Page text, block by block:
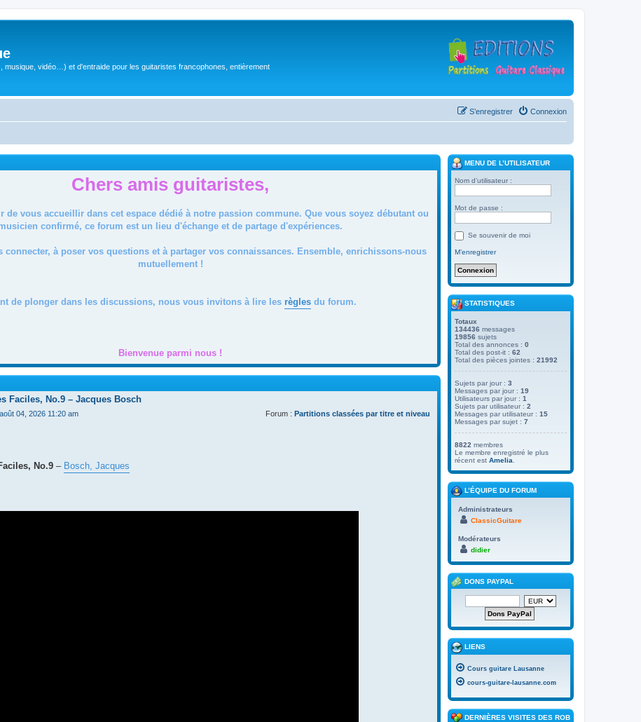
musique, vidéo…) et d'entraide pour les guitaristes francophones, entièrement
Connexion
S’enregistrer
Chers amis guitaristes,
de vous accueillir dans cet espace dédié à notre passion commune. Que vous soyez débutant ou
confirmé, ce forum est un lieu d'échange et de partage d'expériences.
connecter, à poser vos questions et à partager vos connaissances. Ensemble, enrichissons-nous
mutuellement !
de plonger dans les discussions, nous vous invitons à lire les règles du forum.
Bienvenue parmi nous !
Faciles, No.9 – Jacques Bosch
04, 2026 11:20 am Forum : Partitions classées par titre et niveau
No.9 – Bosch, Jacques
MENU DE L’UTILISATEUR
Nom d’utilisateur :
Mot de passe :
Se souvenir de moi
M’enregistrer
STATISTIQUES
Totaux
134436 messages
19856 sujets
Total des annonces : 0
Total des post-it : 62
Total des pièces jointes : 21992
Sujets par jour : 3
Messages par jour : 19
Utilisateurs par jour : 1
Sujets par utilisateur : 2
Messages par utilisateur : 15
Messages par sujet : 7
8822 membres
Le membre enregistré le plus
récent est Amelia
L’ÉQUIPE DU FORUM
Administrateurs
ClassicGuitare
Modérateurs
didier
DONS PAYPAL
LIENS
Cours guitare Lausanne
cours-guitare-lausanne.com
DERNIÈRES VISITES DES ROBOTS